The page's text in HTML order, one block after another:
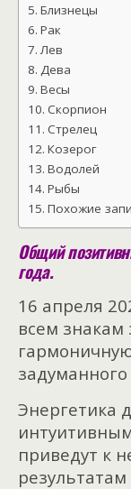
Близнецы
Рак
Лев
Дева
Весы
Скорпион
Стрелец
Козерог
Водолей
Рыбы
Похожие
Общий
года.
16 апреля
всем знакам
Энергетика
приведут к